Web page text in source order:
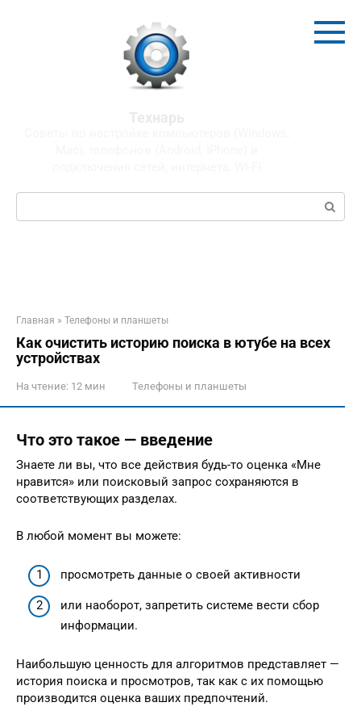
Поиск:
Главная » Телефоны и планшеты
Как очистить историю поиска в ютубе на всех
устройствах
На чтение: 12 мин Телефоны и планшеты
Что это такое — введение
Знаете ли вы, что все действия будь-то оценка «Мне
нравится» или поисковый запрос сохраняются в
соответствующих разделах.
В любой момент вы можете:
просмотреть данные о своей активности
или наоборот, запретить системе вести сбор
информации.
Наибольшую ценность для алгоритмов представляет —
история поиска и просмотров, так как с их помощью
производится оценка ваших предпочтений.